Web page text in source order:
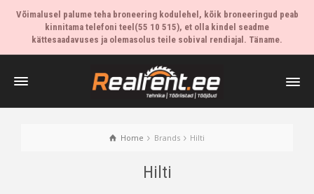
Võimalusel palume teha broneering kodulehel, kõik broneeringud peab
kinnitama telefoni teel(55 10 515), et olla kindel seadme
kättesaadavuses ja olemasolus teile sobival rendiajal. Täname.
Home Brands Hilti
Hilti